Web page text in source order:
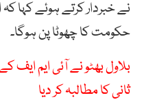
نے خبردار کرتے ہوئے کہا
حکومت کا چھوٹا پن ہوگا۔
بلاول بھٹو نے آئی ایم ایف
ثانی کا مطالبہ کر دیا